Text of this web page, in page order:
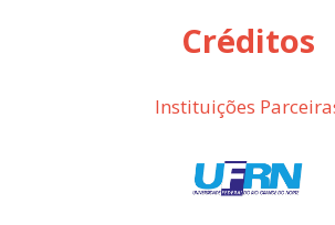
Créditos
Instituições